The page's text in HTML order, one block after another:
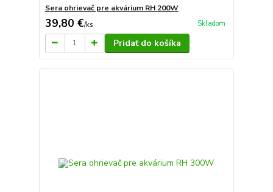
Sera ohrievač pre akvárium RH 200W
39,80 €/ks Skladom
Pridať do košíka